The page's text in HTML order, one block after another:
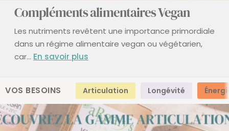
Compléments alimentaires Vegan
Les nutriments revêtent une importance primordiale
dans un régime alimentaire vegan ou végétarien,
car... En savoir plus
VOS BESOINS Articulation Longévité